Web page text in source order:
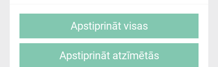
Mājas lapas izstrāde:
slimnīca, turpmāk – Pārzinis, sīkdatņu
sīkdatņu izmantošanas nosacījumiem.
Apstiprināt visas
Apstiprināt atzīmētās